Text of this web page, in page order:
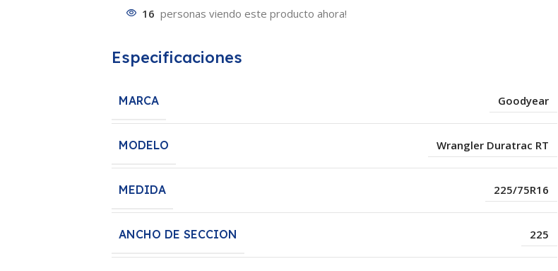
16 personas viendo este producto ahora!
Especificaciones
MARCA Goodyear
MODELO Wrangler Duratrac RT
MEDIDA 225/75R16
ANCHO DE SECCION 225